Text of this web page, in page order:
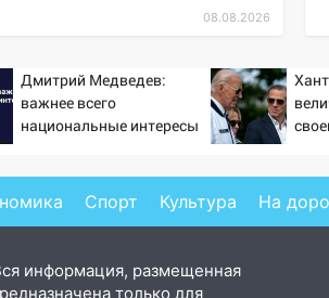
08.08.2026
Дмитрий Медведев:
важнее всего
национальные интересы
Спорт Культура На
информация, размещенная
только для